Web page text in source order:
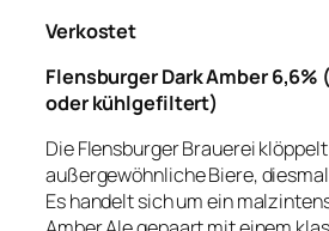
Verkostet
Flensburger Dark Amber
oder kühlgefiltert)
Die Flensburger Brauerei
außergewöhnliche Biere, diesmal
Es handelt sich um ein